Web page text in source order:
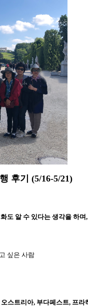
후기 (5/16-5/21)
도 알 수 있다는 생각을 하
싶은 사람
스트리아, 부다페스트, 프